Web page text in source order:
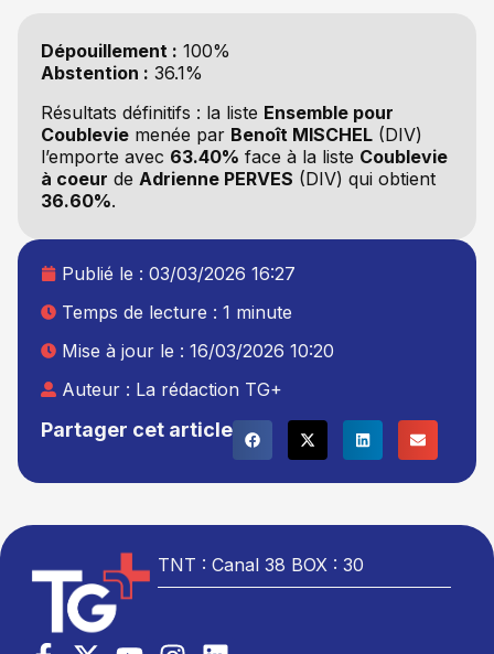
Dépouillement : 100%
Abstention : 36.1%
Résultats définitifs : la liste Ensemble pour
Coubleviemenée par Benoît MISCHEL(DIV)
l’emporte avec 63.40% face à la liste Coublevie
à coeur de Adrienne PERVES (DIV) qui obtient
36.60%.
Partager cet article
Publié le : 03/03/2026 16:27
Temps de lecture : 1 minute
Mise à jour le : 16/03/2026 10:20
Auteur : La rédaction TG+
TNT : Canal 38 BOX : 30